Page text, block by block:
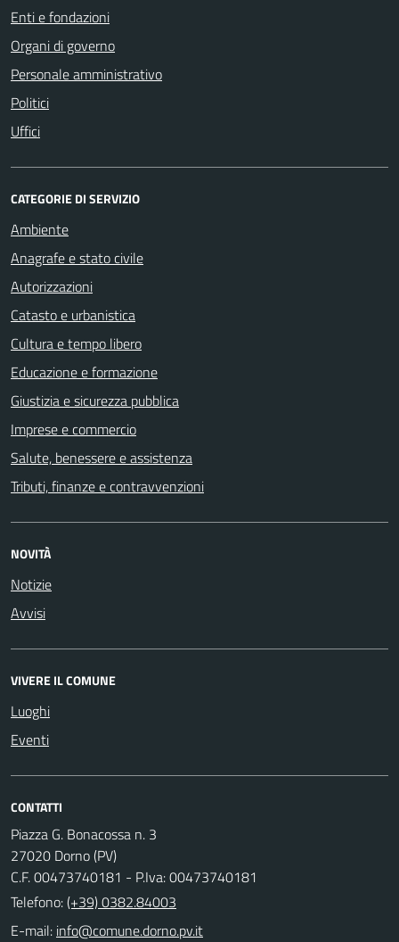
Enti e fondazioni
Organi di governo
Personale amministrativo
Politici
Uffici
CATEGORIE DI SERVIZIO
Ambiente
Anagrafe e stato civile
Autorizzazioni
Catasto e urbanistica
Cultura e tempo libero
Educazione e formazione
Giustizia e sicurezza pubblica
Imprese e commercio
Salute, benessere e assistenza
Tributi, finanze e contravvenzioni
NOVITÀ
Notizie
Avvisi
VIVERE IL COMUNE
Luoghi
Eventi
CONTATTI
Piazza G. Bonacossa n. 3
27020 Dorno (PV)
C.F. 00473740181 - P.Iva: 00473740181
Telefono:(+39) 0382.84003
E-mail: